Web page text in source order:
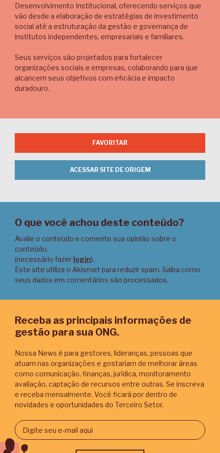
Desenvolvimento Institucional, oferecendo serviços que
vão desde a elaboração de estratégias de investimento
social até a estruturação da gestão e governança de
institutos independentes, empresariais e familiares.
Seus serviços são projetados para fortalecer
organizações sociais e empresas, colaborando para que
alcancem seus objetivos com eficácia e impacto
duradouro.
FAVORITAR
ACESSAR SITE DE ORIGEM
O que você achou deste conteúdo?
Avalie o conteúdo e comente sua opinião sobre o
conteúdo.
(necessário fazer login).
Este site utiliza o Akismet para reduzir spam. Saiba como
seus dados em comentários são processados.
Receba as principais informações de
gestão para sua ONG.
Nossa News é para gestores, lideranças, pessoas que
atuam nas organizações e gostariam de melhorar áreas
como comunicação, finanças, jurídica, monitoramento
avaliação, captação de recursos entre outras. Se inscreva
e receba mensalmente. Você ficará por dentro de
novidades e oportunidades do Terceiro Setor.